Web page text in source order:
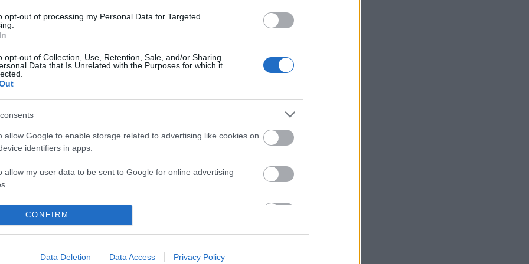
opt-out of processing my Personal Data for Targeted
opt-out of Collection, Use, Retention, Sale, and/or Sharing
Data that Is Unrelated with the Purposes for which it
allow Google to enable storage related to advertising like cookies on
identifiers in apps.
allow my user data to be sent to Google for online advertising
allow Google to send me personalized advertising.
allow Google to enable storage related to analytics like cookies on
CONFIRM
Data Deletion Data Access Privacy Policy
Tramps un kategoriski pieprasa pieliešanos viņa uzskatu
Patīk
sasniegt Tramps un miljardieri ap viņu ? Šī draudzība pret Krieviju
ārēji ,saķeršanās ar ES27 , Kanādu , tarifu kari un vakar tv
citas rases cilvēkiem līdzinājās hitlerisma sliktākajiem paraugiem !
,vispārēju nestabilitāti un nelīdzsvarotību . Divos mēnešos
domāt par pirmajā mirklī neieraugamām priekšrocībām ,kādas
virpulī cer iegūt Trampa komanda.